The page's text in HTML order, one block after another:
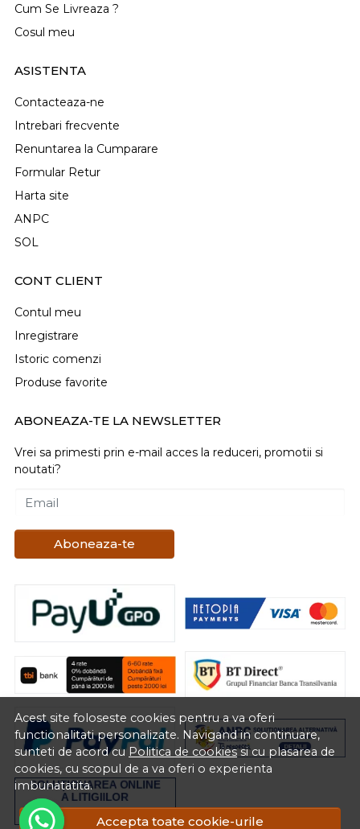
Acest site foloseste cookies pentru a va oferi
functionalitati personalizate. Navigand in continuare,
sunteti de acord cu Politica de cookiessi cu plasarea de
cookies, cu scopul de a va oferi o experienta
imbunatatita.
Accepta toate cookie-urile
Cum Se Livreaza ?
Cosul meu
ASISTENTA
Contacteaza-ne
Intrebari frecvente
Renuntarea la Cumparare
Formular Retur
Harta site
ANPC
SOL
CONT CLIENT
Contul meu
Inregistrare
Istoric comenzi
Produse favorite
ABONEAZA-TE LA NEWSLETTER
Vrei sa primesti prin e-mail acces la reduceri, promotii si
noutati?
Email
Aboneaza-te